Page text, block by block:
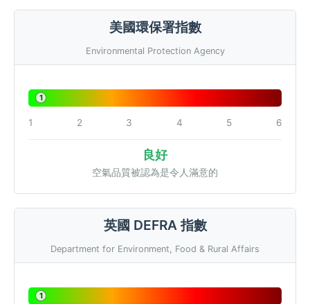
美國環保署指數
Environmental Protection Agency
1
1 2 3 4 5 6
良好
空氣品質被認為是令人滿意的
英國 DEFRA 指數
Department for Environment, Food & Rural Affairs
1